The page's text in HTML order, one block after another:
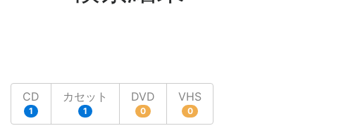
CD
1
カセット
1
DVD
0
VHS
0